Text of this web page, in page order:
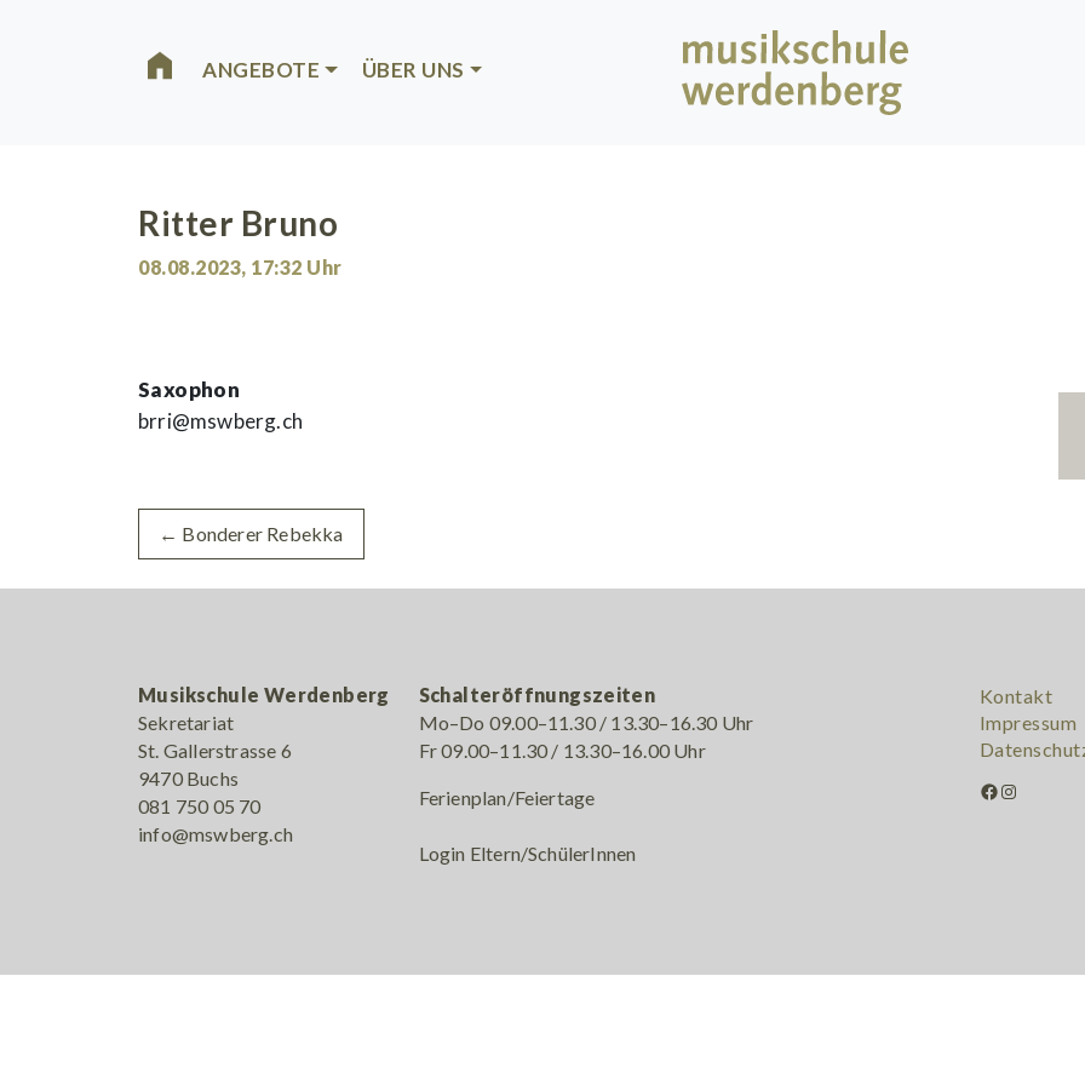
ANGEBOTE ÜBER UNS
Ritter Bruno
08.08.2023, 17:32 Uhr
Saxophon
brri@mswberg.ch
← Bonderer Rebekka
Musikschule Werdenberg
Sekretariat
St. Gallerstrasse 6
9470 Buchs
081 750 05 70
info@mswberg.ch
Schalteröffnungszeiten
Mo–Do 09.00–11.30 / 13.30–16.30 Uhr
Fr 09.00–11.30 / 13.30–16.00 Uhr
Ferienplan/Feiertage
Login Eltern/SchülerInnen
Kontakt
Impressum
Facebook Instagram